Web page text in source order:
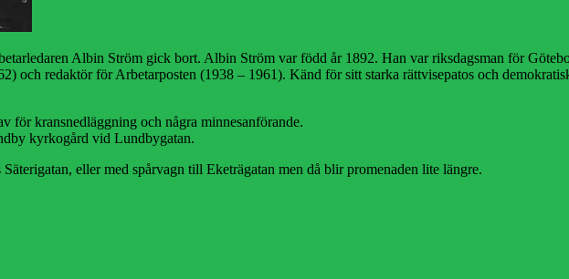
Albin Ström gick bort. Albin Ström var född år 1892. Han var riksdagsman för
och redaktör för Arbetarposten (1938 – 1961). Känd för sitt starka rättvisepatos och
för kransnedläggning och några minnesanförande.
kyrkogård vid Lundbygatan.
eller med spårvagn till Eketrägatan men då blir promenaden lite längre.